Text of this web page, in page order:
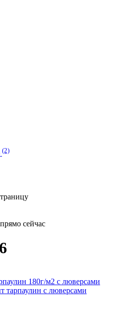
(2)
сейчас
180г/м2 с люверсами
тарпаулин с люверсами